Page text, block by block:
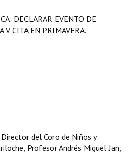
DECLARAR EVENTO DE
V CITA EN PRIMAVERA.
del Coro de Niños y
Profesor Andrés Miguel Jan,